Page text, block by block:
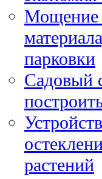
Мощение
парковки
Садовый
растений